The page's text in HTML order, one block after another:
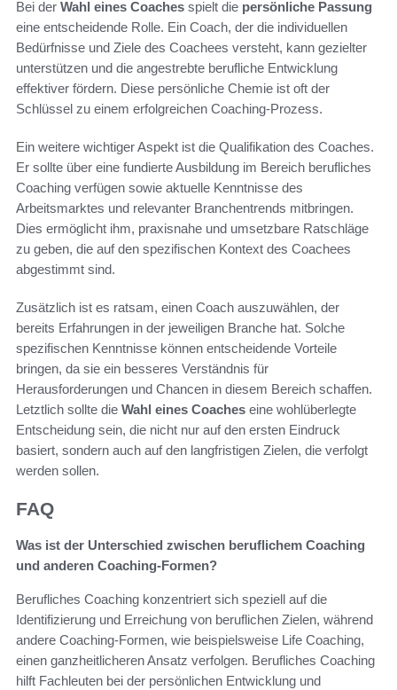
Bei der Wahl eines Coaches spielt die persönliche Passung
eine entscheidende Rolle. Ein Coach, der die individuellen
Bedürfnisse und Ziele des Coachees versteht, kann gezielter
unterstützen und die angestrebte berufliche Entwicklung
effektiver fördern. Diese persönliche Chemie ist oft der
Schlüssel zu einem erfolgreichen Coaching-Prozess.
Ein weitere wichtiger Aspekt ist die Qualifikation des Coaches.
Er sollte über eine fundierte Ausbildung im Bereich berufliches
Coaching verfügen sowie aktuelle Kenntnisse des
Arbeitsmarktes und relevanter Branchentrends mitbringen.
Dies ermöglicht ihm, praxisnahe und umsetzbare Ratschläge
zu geben, die auf den spezifischen Kontext des Coachees
abgestimmt sind.
Zusätzlich ist es ratsam, einen Coach auszuwählen, der
bereits Erfahrungen in der jeweiligen Branche hat. Solche
spezifischen Kenntnisse können entscheidende Vorteile
bringen, da sie ein besseres Verständnis für
Herausforderungen und Chancen in diesem Bereich schaffen.
Letztlich sollte die Wahl eines Coaches eine wohlüberlegte
Entscheidung sein, die nicht nur auf den ersten Eindruck
basiert, sondern auch auf den langfristigen Zielen, die verfolgt
werden sollen.
FAQ
Was ist der Unterschied zwischen beruflichem Coaching
und anderen Coaching-Formen?
Berufliches Coaching konzentriert sich speziell auf die
Identifizierung und Erreichung von beruflichen Zielen, während
andere Coaching-Formen, wie beispielsweise Life Coaching,
einen ganzheitlicheren Ansatz verfolgen. Berufliches Coaching
hilft Fachleuten bei der persönlichen Entwicklung und